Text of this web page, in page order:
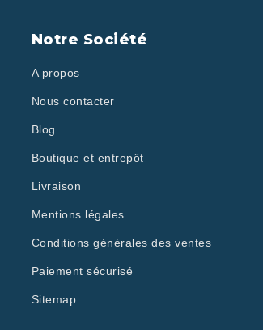
Notre Société
A propos
Nous contacter
Blog
Boutique et entrepôt
Livraison
Mentions légales
Conditions générales des ventes
Paiement sécurisé
Sitemap